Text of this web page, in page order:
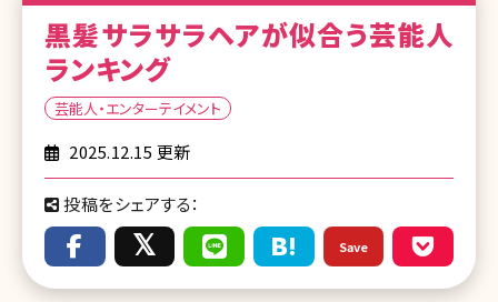
黒髪サラサラヘアが似合う芸能人
ランキング
芸能人・エンターテイメント
2025.12.15 更新
投稿をシェアする：
Save